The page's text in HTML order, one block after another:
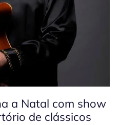
a Natal com show
de clássicos